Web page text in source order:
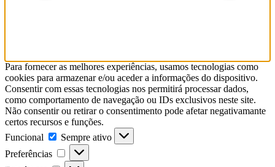
Para fornecer as melhores experiências, usamos tecnologias como
cookies para armazenar e/ou aceder a informações do dispositivo.
Consentir com essas tecnologias nos permitirá processar dados,
como comportamento de navegação ou IDs exclusivos neste site.
Não consentir ou retirar o consentimento pode afetar negativamante
certos recursos e funções.
Funcional
Funcional
Sempre ativo
Preferências
Preferências